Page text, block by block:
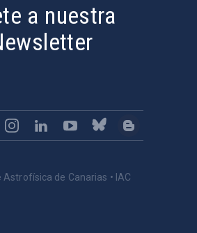
a nuestra
Astrofísica de Canarias • IAC